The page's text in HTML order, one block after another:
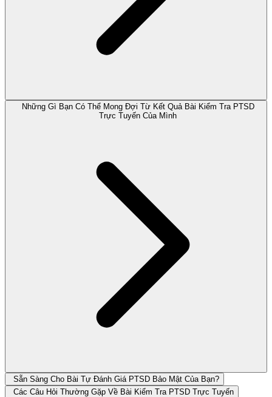
Những Gì Bạn Có Thể Mong Đợi Từ Kết Quả Bài Kiểm Tra PTSD
Trực Tuyến Của Mình
Sẵn Sàng Cho Bài Tự Đánh Giá PTSD Bảo Mật Của Bạn?
Các Câu Hỏi Thường Gặp Về Bài Kiểm Tra PTSD Trực Tuyến